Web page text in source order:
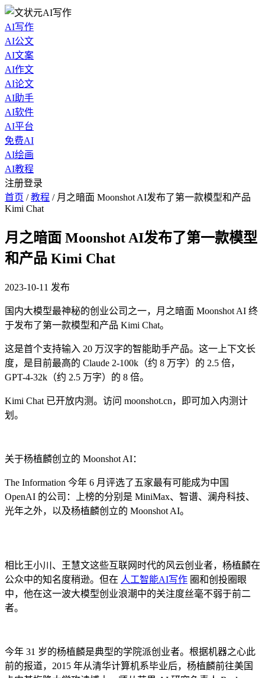
AI写作
AI公文
AI文案
AI作文
AI论文
AI助手
AI软件
AI平台
免费AI
AI绘画
AI教程
注册登录
首页 /教程 / 月之暗面 Moonshot AI发布了第一款模型和产品
Kimi Chat
月之暗面 Moonshot AI发布了第一款模型
和产品 Kimi Chat
2023-10-11 发布
国内大模型最神秘的创业公司之一，月之暗面 Moonshot AI 终
于发布了第一款模型和产品 Kimi Chat。
这是首个支持输入 20 万汉字的智能助手产品。这一上下文长
度，是目前最高的 Claude 2-100k（约 8 万字）的 2.5 倍，
GPT-4-32k（约 2.5 万字）的 8 倍。
Kimi Chat 已开放内测。访问 moonshot.cn，即可加入内测计
划。
关于杨植麟创立的 Moonshot AI：
The Information 今年 6 月评选了五家最有可能成为中国
OpenAI 的公司：上榜的分别是 MiniMax、智谱、澜舟科技、
光年之外，以及杨植麟创立的 Moonshot AI。
相比王小川、王慧文这些互联网时代的风云创业者，杨植麟在
公众中的知名度稍逊。但在 人工智能AI写作 圈和创投圈眼
中，他在这一波大模型创业浪潮中的关注度丝毫不弱于前二
者。
今年 31 岁的杨植麟是典型的学院派创业者。根据机器之心此
前的报道，2015 年从清华计算机系毕业后，杨植麟前往美国